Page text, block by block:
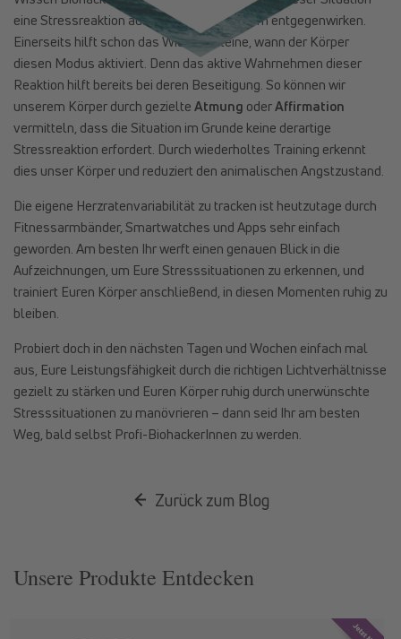
eine Stressreaktion auslöst, können sie dem entgegenwirken.
Einerseits hilft schon das Wissen alleine, wann der Körper
diesen Modus aktiviert. Denn das aktive Wahrnehmen dieser
Reaktion hilft bereits bei deren Beseitigung. So können wir
unserem Körper durch gezielte Atmung oderAffirmation
vermitteln, dass die Situation im Grunde keine derartige
Stressreaktion erfordert. Durch wiederholtes Training erkennt
dies unser Körper und reduziert den animalischen Angstzustand.
Die eigene Herzratenvariabilität zu tracken ist heutzutage durch
Fitnessarmbänder, Smartwatches und Apps sehr einfach
geworden. Am besten Ihr werft einen genauen Blick in die
Aufzeichnungen, um Eure Stresssituationen zu erkennen, und
trainiert Euren Körper anschließend, in diesen Momenten ruhig zu
bleiben.
Probiert doch in den nächsten Tagen und Wochen einfach mal
aus, Eure Leistungsfähigkeit durch die richtigen Lichtverhältnisse
gezielt zu stärken und Euren Körper ruhig durch unerwünschte
Stresssituationen zu manövrieren – dann seid Ihr am besten
Weg, bald selbst Profi-BiohackerInnen zu werden.
Zurück zum Blog
Unsere Produkte Entdecken